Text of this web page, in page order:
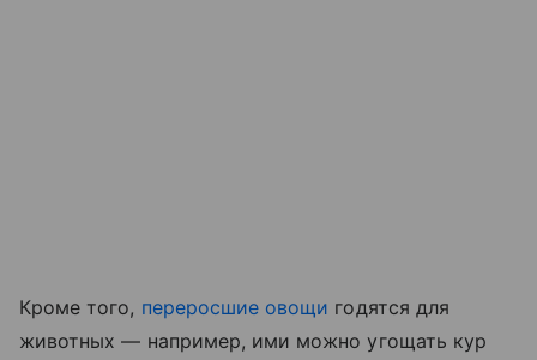
Кроме того, переросшие овощи годятся для
животных — например, ими можно угощать кур